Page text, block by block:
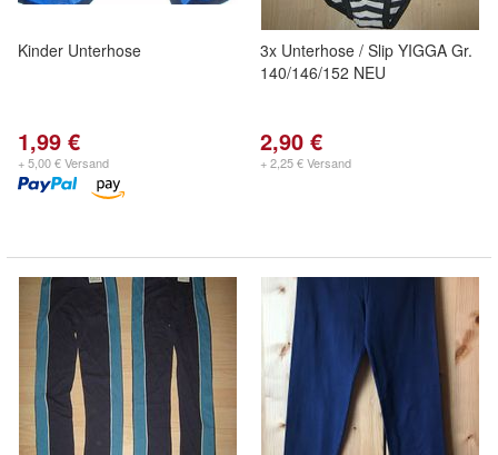
Kinder Unterhose
1,99 €
+ 5,00 € Versand
3x Unterhose / Slip YIGGA Gr.
140/146/152 NEU
2,90 €
+ 2,25 € Versand